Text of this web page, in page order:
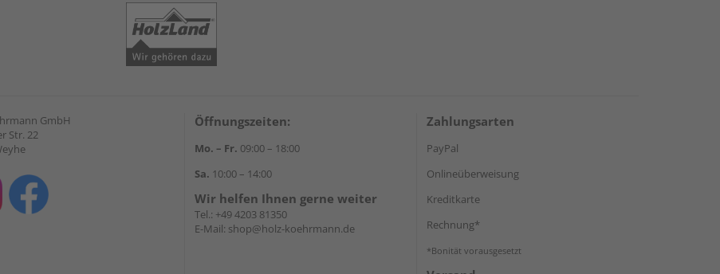
GmbH
Str. 22
Öffnungszeiten:
Mo. – Fr. 09:00 – 18:00
Sa. 10:00 – 14:00
Wir helfen Ihnen gerne weiter
Tel.: +49 4203 81350
E-Mail: shop@holz-koehrmann.de
Zahlungsarten
PayPal
Onlineüberweisung
Kreditkarte
Rechnung*
*Bonität vorausgesetzt